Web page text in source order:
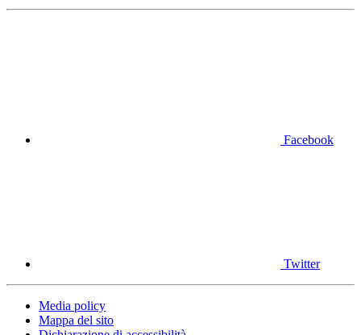
Facebook
Twitter
Media policy
Mappa del sito